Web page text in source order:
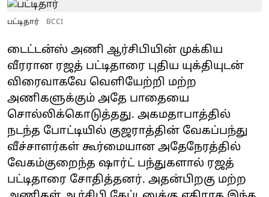
பட்டிதார் BCCI
டைட்டன்ஸ் அணி ஆர்சிபியின் முக்கிய
வீரரான ரஜத் பட்டிதாரை புதிய யுக்தியுடன்
விரைவாகவே வெளியேற்றி மற்ற
அணிகளுக்கும் அதே பாதையை
சொல்லிக்கொடுத்தது. அகமதாபாத்தில்
நடந்த போட்டியில் குஜராத்தின் வேகப்பந்து
வீச்சாளர்கள் கூர்மையான அதேநேரத்தில்
வேகம்குறைந்த ஷார்ட் பந்துகளால் ரஜத்
பட்டிதாரை சோதித்தனர். அதன்பிறகு மற்ற